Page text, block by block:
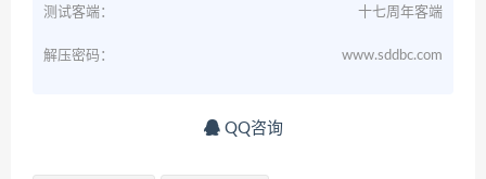
测试客端： 十七周年客端
解压密码： www.sddbc.com
QQ咨询